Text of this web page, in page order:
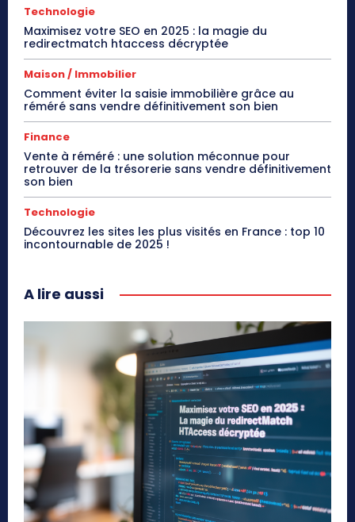
Technologie
Maximisez votre SEO en 2025 : la magie du
redirectmatch htaccess décryptée
Maison / Immobilier
Comment éviter la saisie immobilière grâce au
réméré sans vendre définitivement son bien
Finance
Vente à réméré : une solution méconnue pour
retrouver de la trésorerie sans vendre définitivement
son bien
Technologie
Découvrez les sites les plus visités en France : top 10
incontournable de 2025 !
A lire aussi